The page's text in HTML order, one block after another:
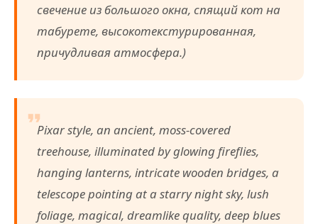
свечение из большого окна, спящий кот на
табурете, высокотекстурированная,
причудливая атмосфера.)
Pixar style, an ancient, moss-covered
treehouse, illuminated by glowing fireflies,
hanging lanterns, intricate wooden bridges, a
telescope pointing at a starry night sky, lush
foliage, magical, dreamlike quality, deep blues